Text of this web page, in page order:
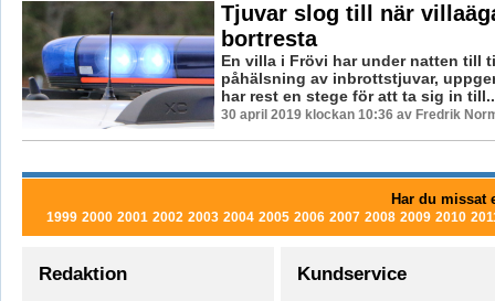
Tjuvar slog till när
bortresta
En villa i Frövi har under natten till
påhälsning av inbrottstjuvar,
har rest en stege för att ta sig in
30 april 2019 klockan 10:36 av Fredrik
Har du missat
1999 2000 2001 2002 2003 2004 2005 2006 2007 2008 2009 2010
Redaktion Kundservice